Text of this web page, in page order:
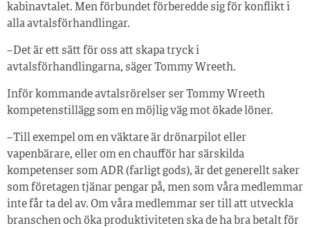
kabinavtalet. Men förbundet förberedde sig för konflikt i
alla avtalsförhandlingar.
– Det är ett sätt för oss att skapa tryck i
avtalsförhandlingarna, säger Tommy Wreeth.
Inför kommande avtalsrörelser ser Tommy Wreeth
kompetenstillägg som en möjlig väg mot ökade löner.
– Till exempel om en väktare är drönarpilot eller
vapenbärare, eller om en chaufför har särskilda
kompetenser som ADR (farligt gods), är det generellt saker
som företagen tjänar pengar på, men som våra medlemmar
inte får ta del av. Om våra medlemmar ser till att utveckla
branschen och öka produktiviteten ska de ha bra betalt för